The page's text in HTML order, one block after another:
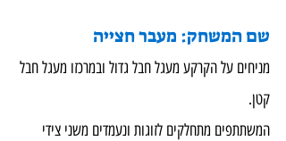
שם המשחק: מעבר חצייה
מניחים על הקרקע מעגל חבל גדול ובמרכזו מעגל חבל
קטן.
המשתתפים מתחלקים לזוגות ונעמדים משני צידי